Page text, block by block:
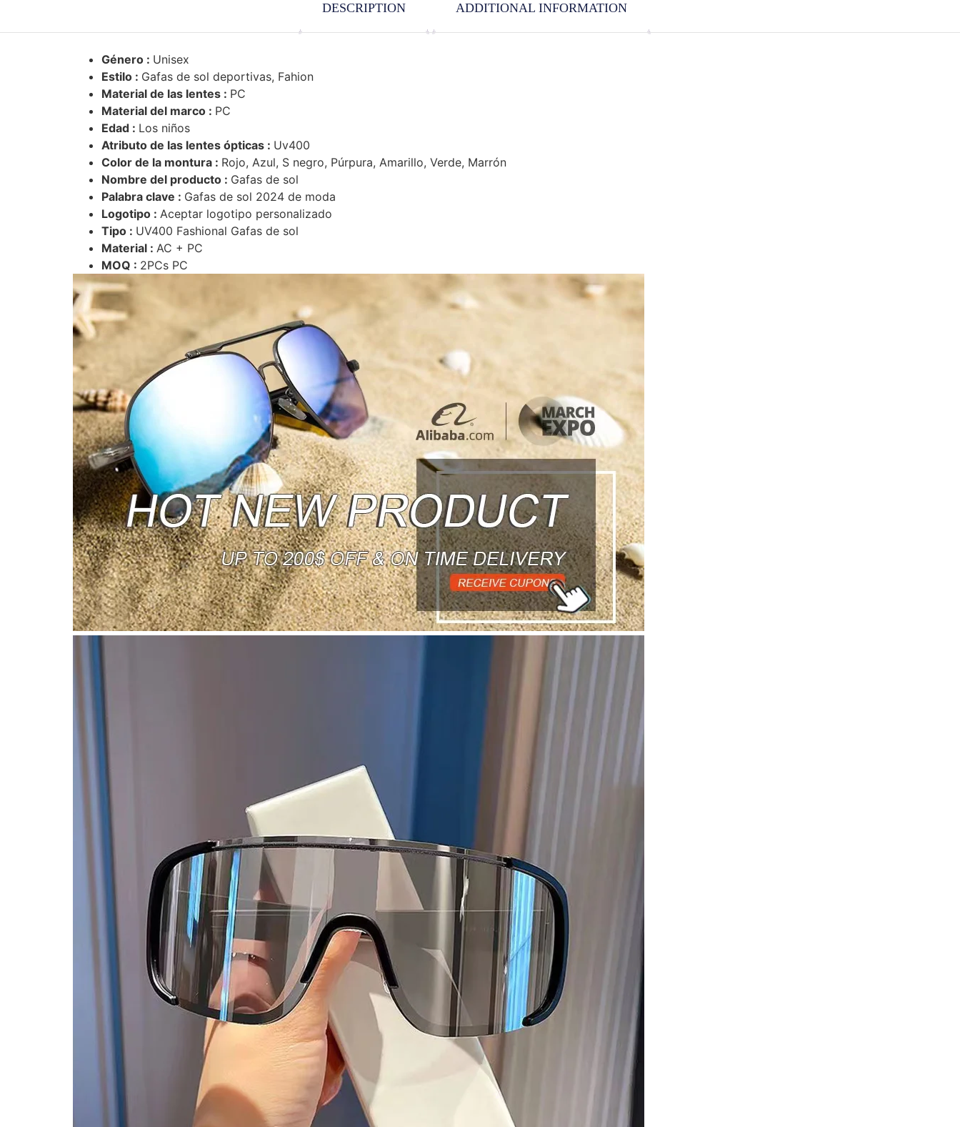
DESCRIPTION ADDITIONAL INFORMATION
Género : Unisex
Estilo : Gafas de sol deportivas, Fahion
Material de las lentes : PC
Material del marco : PC
Edad : Los niños
Atributo de las lentes ópticas : Uv400
Color de la montura : Rojo, Azul, S negro, Púrpura, Amarillo, Verde, Marrón
Nombre del producto : Gafas de sol
Palabra clave : Gafas de sol 2024 de moda
Logotipo : Aceptar logotipo personalizado
Tipo : UV400 Fashional Gafas de sol
Material : AC + PC
MOQ : 2PCs PC